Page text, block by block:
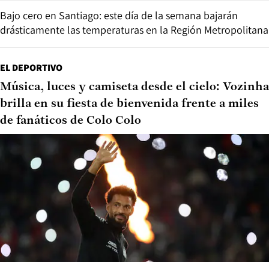
Bajo cero en Santiago: este día de la semana bajarán
drásticamente las temperaturas en la Región Metropolitana
EL DEPORTIVO
Música, luces y camiseta desde el cielo: Vozinha
brilla en su fiesta de bienvenida frente a miles
de fanáticos de Colo Colo